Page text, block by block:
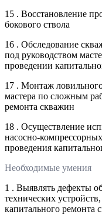
15 . Восстановление
бокового ствола
16 . Обследование
под руководством
проведении
17 . Монтаж
мастера по сложным
ремонта скважин
18 . Осуществление
насосно-
проведения
Необходимые умения
1 . Выявлять дефекты
технических
капитального ремонта